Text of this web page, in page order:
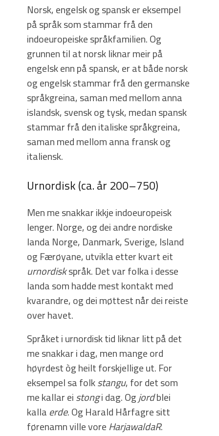
Norsk, engelsk og spansk er eksempel
på språk som stammar frå den
indoeuropeiske språkfamilien. Og
grunnen til at norsk liknar meir på
engelsk enn på spansk, er at både norsk
og engelsk stammar frå den germanske
språkgreina, saman med mellom anna
islandsk, svensk og tysk, medan spansk
stammar frå den italiske språkgreina,
saman med mellom anna fransk og
italiensk.
Urnordisk (ca. år 200–750)
Men me snakkar ikkje indoeuropeisk
lenger. Norge, og dei andre nordiske
landa Norge, Danmark, Sverige, Island
og Færøyane, utvikla etter kvart eit
urnordiskspråk. Det var folka i desse
landa som hadde mest kontakt med
kvarandre, og dei møttest når dei reiste
over havet.
Språket i urnordisk tid liknar litt på det
me snakkar i dag, men mange ord
høyrdest òg heilt forskjellige ut. For
eksempel sa folkstangu, for det som
me kallar eistongi dag. Ogjordblei
kallaerde. Og Harald Hårfagre sitt
førenamn ville voreHarjawaldaR.